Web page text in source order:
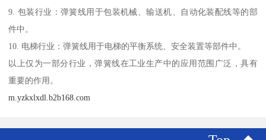
9. 包装行业：弹簧线用于包装机械、输送机、自动化装配线等的部
件中。
10. 电梯行业：弹簧线用于电梯的平衡系统、安全装置等部件中。
以上仅为一部分行业，弹簧线在工业生产中的应用范围广泛，具有
重要的作用。
m.yzkxlxdl.b2b168.com